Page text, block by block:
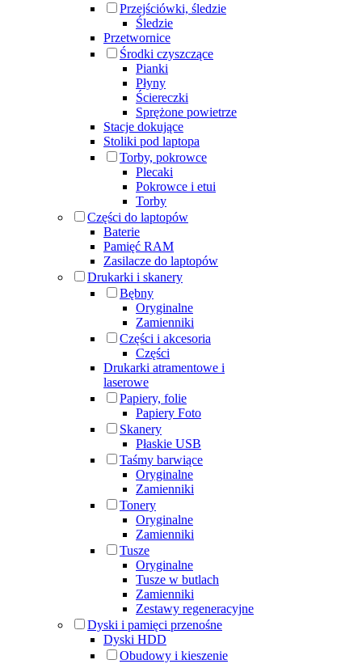
Przejściówki, śledzie
Śledzie
Przetwornice
Środki czyszczące
Pianki
Płyny
Ściereczki
Sprężone powietrze
Stacje dokujące
Stoliki pod laptopa
Torby, pokrowce
Plecaki
Pokrowce i etui
Torby
Części do laptopów
Baterie
Pamięć RAM
Zasilacze do laptopów
Drukarki i skanery
Bębny
Oryginalne
Zamienniki
Części i akcesoria
Części
Drukarki atramentowe i
laserowe
Papiery, folie
Papiery Foto
Skanery
Płaskie USB
Taśmy barwiące
Oryginalne
Zamienniki
Tonery
Oryginalne
Zamienniki
Tusze
Oryginalne
Tusze w butlach
Zamienniki
Zestawy regeneracyjne
Dyski i pamięci przenośne
Dyski HDD
Obudowy i kieszenie